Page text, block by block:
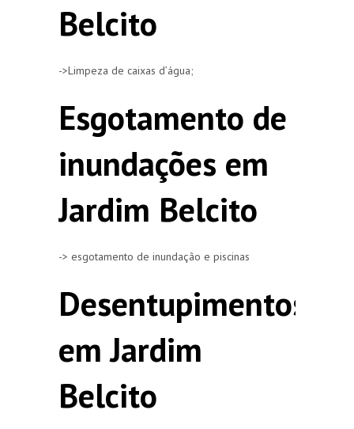
Belcito
->Limpeza de caixas d’água;
Esgotamento de
inundações em
Jardim Belcito
-> esgotamento de inundação e piscinas
Desentupimentos
em Jardim
Belcito